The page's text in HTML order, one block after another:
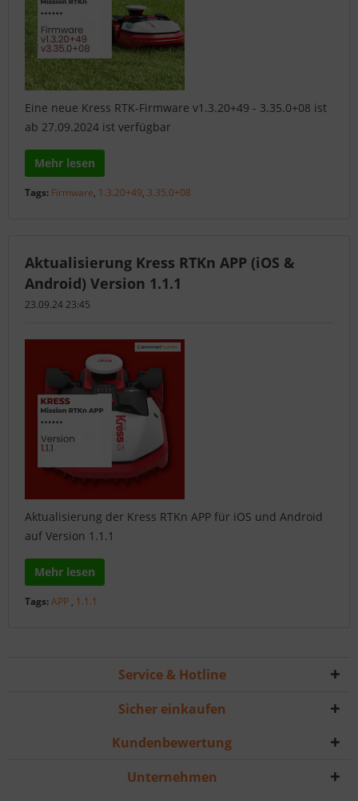
Eine neue Kress RTK-Firmware v1.3.20+49 - 3.35.0+08 ist
ab 27.09.2024 ist verfügbar
Mehr lesen
Tags: Firmware, 1.3.20+49, 3.35.0+08
Aktualisierung Kress RTKn APP (iOS &
Android) Version 1.1.1
23.09.24 23:45
Aktualisierung der Kress RTKn APP für iOS und Android
auf Version 1.1.1
Mehr lesen
Tags:APP , 1.1.1
Service & Hotline
Sicher einkaufen
Kundenbewertung
Unternehmen